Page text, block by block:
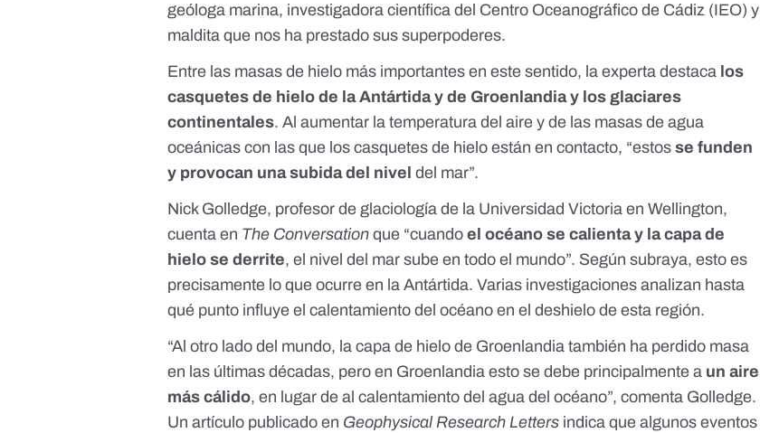
geóloga marina, investigadora científica del Centro Oceanográfico de Cádiz (IEO) y
maldita que nos ha prestado sus superpoderes.
Entre las masas de hielo más importantes en este sentido, la experta destaca los
casquetes de hielo de la Antártida y de Groenlandia y los glaciares
continentales. Al aumentar la temperatura del aire y de las masas de agua
oceánicas con las que los casquetes de hielo están en contacto, “estosse funden
y provocan una subida del nivel del mar”.
Nick Golledge, profesor de glaciología de la Universidad Victoria en Wellington,
cuenta en The Conversation que “cuandoel océano se calienta y la capa de
hielo se derrite, el nivel del mar sube en todo el mundo”. Según subraya, esto es
precisamente lo que ocurre en la Antártida.Varias investigaciones analizan hasta
qué punto influye el calentamiento del océano en el deshielo de esta región.
“Al otro lado del mundo, la capa de hielo de Groenlandia también ha perdido masa
en las últimas décadas, pero en Groenlandia esto se debe principalmente a un aire
más cálido, en lugar de al calentamiento del agua del océano”, comenta Golledge.
Un artículo publicado en Geophysical Research Letters indica que algunos eventos